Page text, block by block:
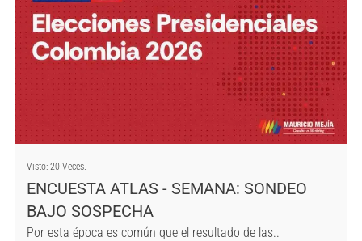
Visto: 20 Veces.
ENCUESTA ATLAS - SEMANA: SONDEO
BAJO SOSPECHA
Por esta época es común que el resultado de las..